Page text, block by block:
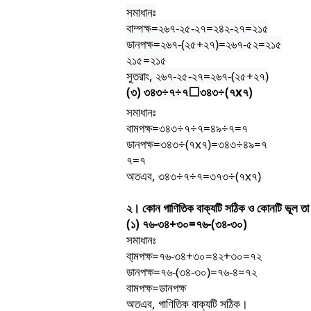
সমাধানঃ
বাম্পক্ষ=২৬৭-২৫-২৭=২৪২-২৭=২১৫
ডানপক্ষ=২৬৭-(২৫+২৭)=২৬৭-৫২=২১৫
২১৫=২১৫
সুতরাং, ২৬৭-২৫-২৭=২৬৭-(২৫+২৭)
(৩) ৩৪৩÷৭÷৭⬜৩৪৩÷(৭x৭)
সমাধানঃ
বামপক্ষ=৩৪৩÷৭÷৭=৪৯÷৭=৭
ডানপক্ষ=৩৪৩÷(৭x৭)=৩৪৩÷৪৯=৭
৭=৭
অতএব, ৩৪৩÷৭÷৭=৩৭৩÷(৭x৭)
২। কোনগাণিতিকবাক্যটিসঠিকওকোনটিভূলতা
(১) ৭৬-৩৪+৩০=৭৬-(৩৪-৩০)
সমাধানঃ
বা্মপক্ষ=৭৬-৩৪+৩০=৪২+৩০=৭২
ডানপক্ষ=৭৬-(৩৪-৩০)=৭৬-৪=৭২
বামপক্ষ=ডানপক্ষ
অতএব, গাণিতিকবাক্যটিসঠিক।